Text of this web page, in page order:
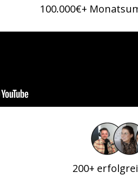
100.000€+
200+